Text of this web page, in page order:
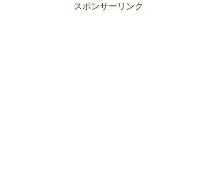
スポンサーリンク